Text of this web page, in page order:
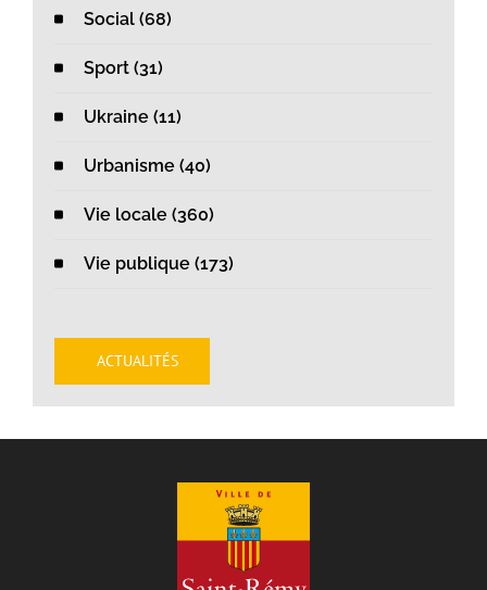
Social (68)
Sport (31)
Ukraine (11)
Urbanisme (40)
Vie locale (360)
Vie publique (173)
ACTUALITÉS